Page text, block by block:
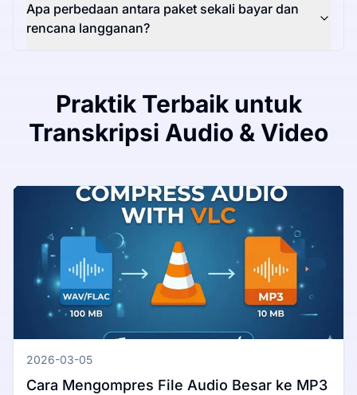
Apa perbedaan antara paket sekali bayar dan
rencana langganan?
Praktik Terbaik untuk
Transkripsi Audio & Video
2026-03-05
Cara Mengompres File Audio Besar ke MP3